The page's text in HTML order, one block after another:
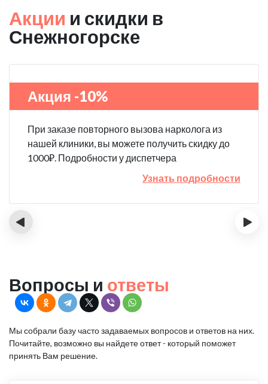
Акции и скидки в
Снежногорске
Акция -10%
При заказе повторного вызова нарколога из
нашей клиники, вы можете получить скидку до
1000₽. Подробности у диспетчера
Узнать подробности
‹ ›
Вопросы и ответы
Мы собрали базу часто задаваемых вопросов и ответов на них.
Почитайте, возможно вы найдете ответ - который поможет
принять Вам решение.